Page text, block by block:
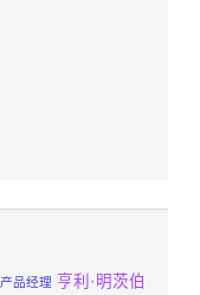
产品经理 亨利·明茨伯